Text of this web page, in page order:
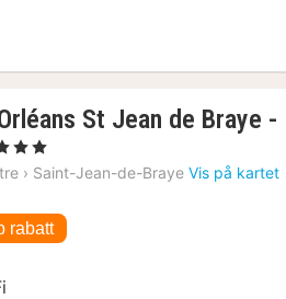
St Jean de Braye -
Stjerner
› Saint-Jean-de-Braye Vis på kartet
rabatt